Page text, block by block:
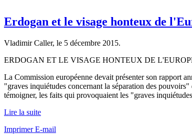
Erdogan et le visage honteux de
Vladimir Caller, le 5 décembre 2015.
ERDOGAN ET LE VISAGE HONTEUX DE
La Commission européenne devait présenter son rapport
"graves inquiétudes concernant la séparation des
témoigner, les faits qui provoquaient les "graves
Lire la suite
ImprimerE-mail